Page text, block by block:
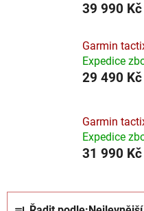
39 990 Kč
Garmin
Expedice
29 490 Kč
Garmin
Expedice
31 990 Kč